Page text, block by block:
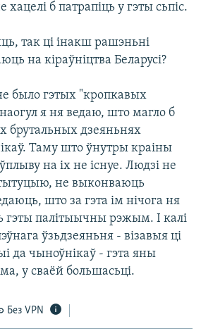
б патрапіць у гэты сьпіс.
так ці інакш рашэньні
на кіраўніцтва Беларусі?
было гэтых "кропкавых
я ня ведаю, што магло б
брутальных дзеяньнях
Таму што ўнутры краіны
на іх не існуе. Людзі не
не выконваюць
што за гэта ім нічога ня
гэты палітыычны рэжым. І калі
ўзьдзеяньня - візавыя ці
да чыноўнікаў - гэта яны
у сваёй большасьці.
Без VPN